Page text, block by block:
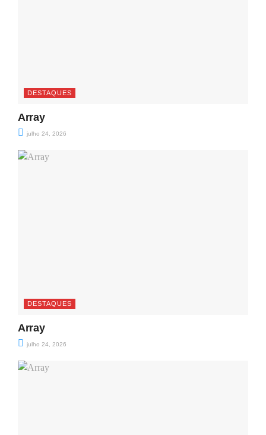
DESTAQUES
Array
julho 24, 2026
DESTAQUES
Array
julho 24, 2026